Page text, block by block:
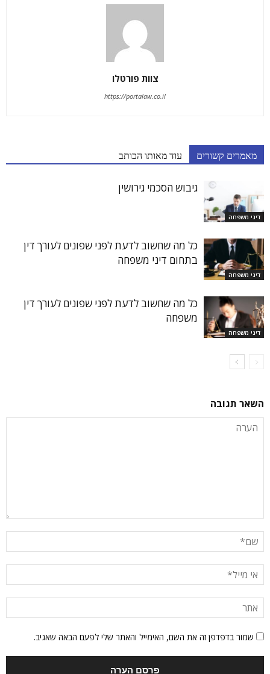
צוות פורטלו
https://portalaw.co.il
מאמרים קשורים עוד מאותו הכותב
דיני משפחה
גיבוש הסכמי גירושין
דיני משפחה
כל מה שחשוב לדעת לפני שפונים לעורך דין
בתחום דיני משפחה
דיני משפחה
כל מה שחשוב לדעת לפני שפונים לעורך דין
משפחה
השאר תגובה
שמור בדפדפן זה את השם, האימייל והאתר שלי לפעם הבאה שאגיב.